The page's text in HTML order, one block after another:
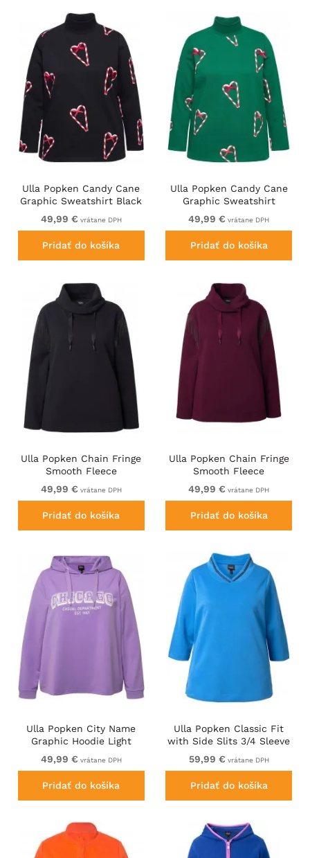
Ulla Popken Candy Cane
Graphic Sweatshirt Black
49,99 € vrátane DPH
Pridať do košíka
Ulla Popken Candy Cane
Graphic Sweatshirt
Meadow Green
49,99 € vrátane DPH
Pridať do košíka
Ulla Popken Chain Fringe
Smooth Fleece
Sweatshirt Black
49,99 € vrátane DPH
Pridať do košíka
Ulla Popken Chain Fringe
Smooth Fleece
Sweatshirt Dark Wine Red
49,99 € vrátane DPH
Pridať do košíka
Ulla Popken City Name
Graphic Hoodie Light
Purple
49,99 € vrátane DPH
Pridať do košíka
Ulla Popken Classic Fit
with Side Slits 3/4 Sleeve
Sweatshirt Royal Blue
59,99 € vrátane DPH
Pridať do košíka